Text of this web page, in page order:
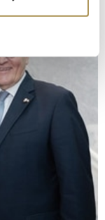
Lage
genau sein
identifizieren
Daten
im
zu
anbieten
zu
zu Ihrer